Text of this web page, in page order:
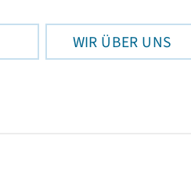
WIR ÜBER UNS